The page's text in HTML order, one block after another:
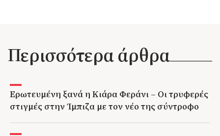
Περισσότερα άρθρα
Ερωτευμένη ξανά η Κιάρα Φεράνι – Οι τρυφερές
στιγμές στην Ίμπιζα με τον νέο της σύντροφο